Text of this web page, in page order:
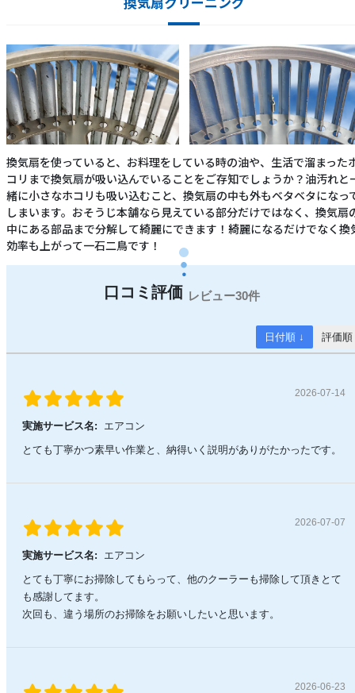
換気扇を使っていると、お料理をしている時の油や、生活で溜まった
コリまで換気扇が吸い込んでいることをご存知でしょうか？油汚れと
緒に小さなホコリも吸い込むこと、換気扇の中も外もベタベタになっ
しまいます。おそうじ本舗なら見えている部分だけではなく、換気扇
中にある部品まで分解して綺麗にできます！綺麗になるだけでなく換
効率も上がって一石二鳥です！
30件
日付順 ↓ 評価順
2026-07-14
実施サービス名:
エアコン
とても丁寧かつ素早い作業と、納得いく説明がありがたかったです。
2026-07-07
実施サービス名:
エアコン
とても丁寧にお掃除してもらって、他のクーラーも掃除して頂きとて
も感謝してます。
次回も、違う場所のお掃除をお願いしたいと思います。
2026-06-23